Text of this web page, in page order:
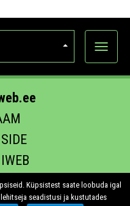
Ava
Küpsistest saate loobuda igal
seadistusi ja kustutades